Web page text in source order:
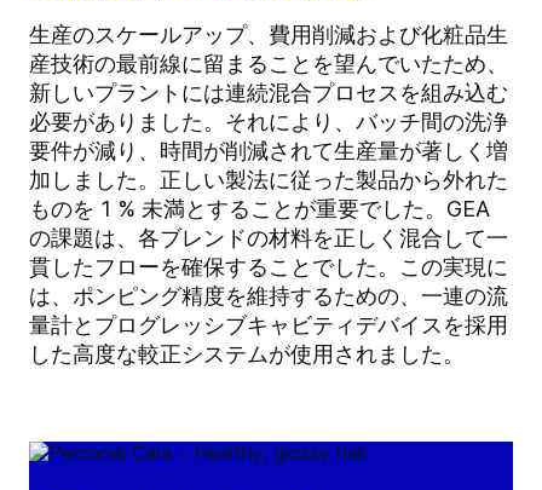
生産のスケールアップ、費用削減および化粧品生
産技術の最前線に留まることを望んでいたため、
新しいプラントには連続混合プロセスを組み込む
必要がありました。それにより、バッチ間の洗浄
要件が減り、時間が削減されて生産量が著しく増
加しました。正しい製法に従った製品から外れた
ものを 1 % 未満とすることが重要でした。GEA
の課題は、各ブレンドの材料を正しく混合して一
貫したフローを確保することでした。この実現に
は、ポンピング精度を維持するための、一連の流
量計とプログレッシブキャビティデバイスを採用
した高度な較正システムが使用されました。